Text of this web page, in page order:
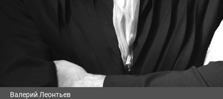
Валерий Леонтьев